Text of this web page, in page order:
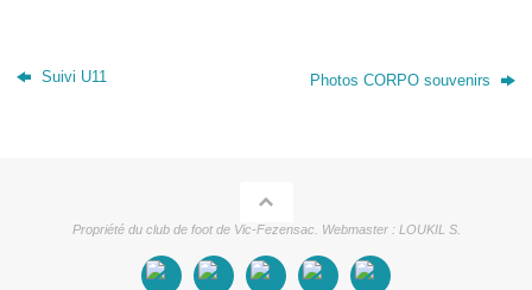
Suivi U11 Photos CORPO souvenirs
Propriété du club de foot de Vic-Fezensac. Webmaster : LOUKIL S.